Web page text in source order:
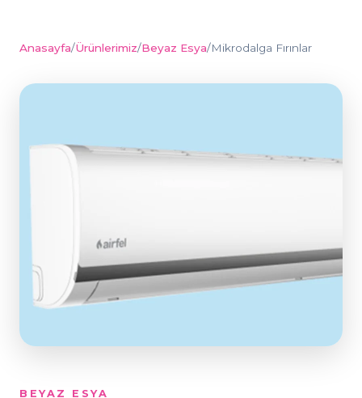
Anasayfa/Ürünlerimiz/Beyaz Esya/Mikrodalga Fırınlar
BEYAZ ESYA